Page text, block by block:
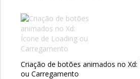
Criação de botões animados no
ou Carregamento